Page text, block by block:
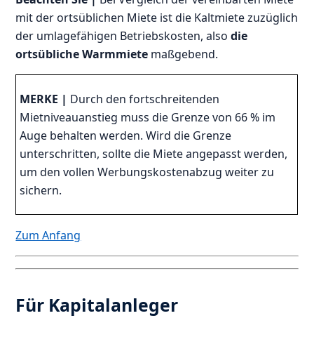
mit der ortsüblichen Miete ist die Kaltmiete zuzüglich
der umlagefähigen Betriebskosten, alsodie
ortsübliche Warmmiete maßgebend.
MERKE | Durch den fortschreitenden
Mietniveauanstieg muss die Grenze von 66 % im
Auge behalten werden. Wird die Grenze
unterschritten, sollte die Miete angepasst werden,
um den vollen Werbungskostenabzug weiter zu
sichern.
Zum Anfang
Für Kapitalanleger